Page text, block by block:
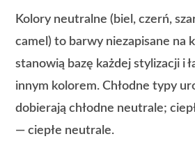
Kolory neutralne (biel, czerń,
camel) to barwy niezapisane na
stanowią bazę każdej stylizacji i
innym kolorem. Chłodne typy
dobierają chłodne neutrale;
— ciepłe neutrale.